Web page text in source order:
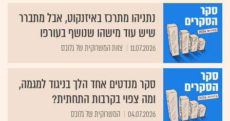
נתניהו מתרכז באיזנקוט, אבל מתברר
שיש עוד מישהו שנושף בעורפו
11.07.2026 צוות המשרוקית של גלובס
סקר מנדטים אחד הלך בניגוד למגמה,
ומה צפוי בקרבות התחתית?
04.07.2026 המשרוקית של גלובס